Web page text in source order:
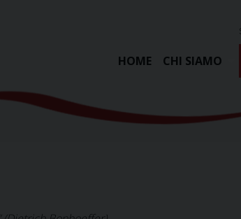
HOME CHI SIAMO